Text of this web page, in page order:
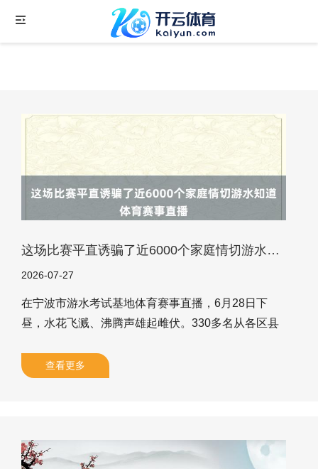
这场比赛平直诱骗了近6000个家庭情切游水知道体育赛事直播
2026-07-27
在宁波市游水考试基地体育赛事直播，6月28日下
昼，水花飞溅、沸腾声雄起雌伏。330多名从各区县
浓烈的比拼，圆满落下2025年“驱驰吧·少年”宁波市游
名点，共诱骗了2000多名6到12岁的少年儿童参赛。
经由层层取舍，终极的优秀选手在目田泳、蛙泳等多
查看更多